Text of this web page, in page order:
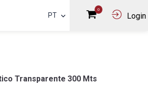
PT
0
Login
Transparente 300 Mts